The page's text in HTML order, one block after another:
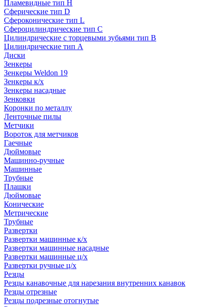
Пламевидные тип H
Сферические тип D
Сфероконические тип L
Сфероцилиндрические тип C
Цилиндрические с торцевыми зубьями тип B
Цилиндрические тип А
Диски
Зенкеры
Зенкеры Weldon 19
Зенкеры к/х
Зенкеры насадные
Зенковки
Коронки по металлу
Ленточные пилы
Метчики
Вороток для метчиков
Гаечные
Дюймовые
Машинно-ручные
Машинные
Трубные
Плашки
Дюймовые
Конические
Метрические
Трубные
Развертки
Развертки машинные к/х
Развертки машинные насадные
Развертки машинные ц/х
Развертки ручные ц/х
Резцы
Резцы канавочные для нарезания внутренних канавок
Резцы отрезные
Резцы подрезные отогнутые